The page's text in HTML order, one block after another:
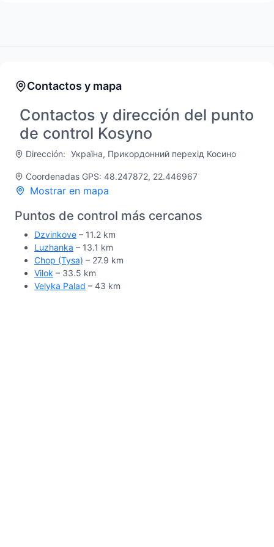
Contactos y mapa
Contactos y dirección del punto
de control Kosyno
Dirección: Україна, Прикордонний перехід Косино
Coordenadas GPS: 48.247872, 22.446967
Mostrar en mapa
Puntos de control más cercanos
Dzvinkove – 11.2 km
Luzhanka – 13.1 km
Chop (Tysa) – 27.9 km
Vilok – 33.5 km
Velyka Palad – 43 km